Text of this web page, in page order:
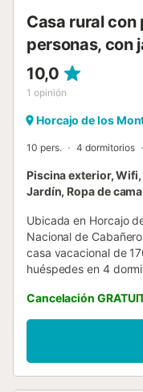
Casa rural con
personas, con
10,0
1 opinión
Horcajo de los
10 pers. 4 dormitorios
Piscina exterior,
Jardín, Ropa de
Ubicada en Horcajo
Nacional de
casa vacacional de
huéspedes en 4
aire acondicionado,
vuestra comodidad.
privado con una
cocina y horno de
uso exclusivo para
Cancelación